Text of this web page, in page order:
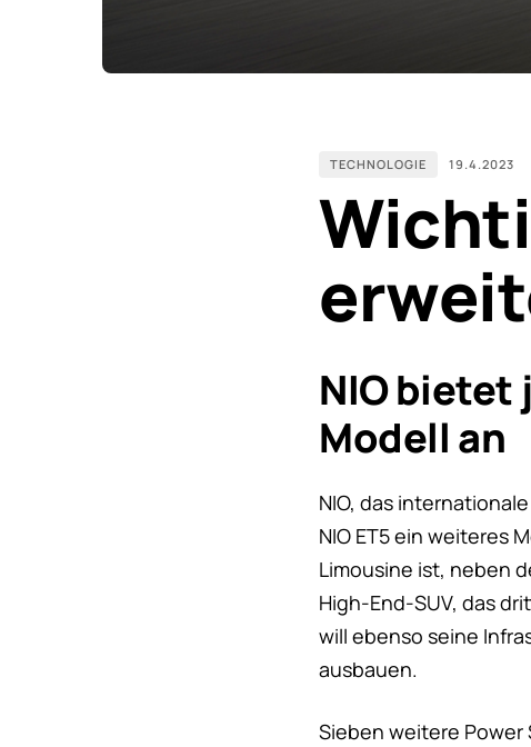
TECHNOLOGIE 19.4.2023
NIO
Modell an
NIO, das
NIO ET5 ein weiteres
Limousine ist, neben
High-End-SUV, das
will ebenso seine
ausbauen.
Sieben weitere